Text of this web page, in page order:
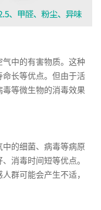
中的有害物质。这种
长等优点。但由于活
等微生物的消毒效果
的细菌、病毒等病原
消毒时间短等优点。
群可能会产生不适，